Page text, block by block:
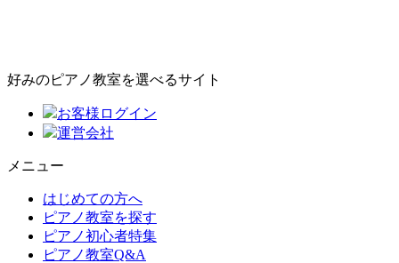
好みのピアノ教室を選べるサイト
お客様ログイン
運営会社
メニュー
はじめての方へ
ピアノ教室を探す
ピアノ初心者特集
ピアノ教室Q&A